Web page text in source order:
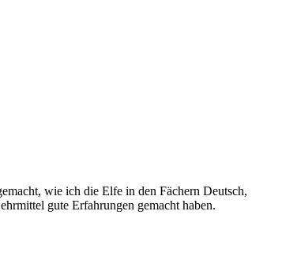
wie ich die Elfe in den Fächern Deutsch,
gute Erfahrungen gemacht haben.